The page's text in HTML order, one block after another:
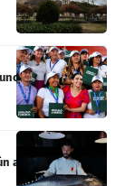
en
aleta azul en vivo